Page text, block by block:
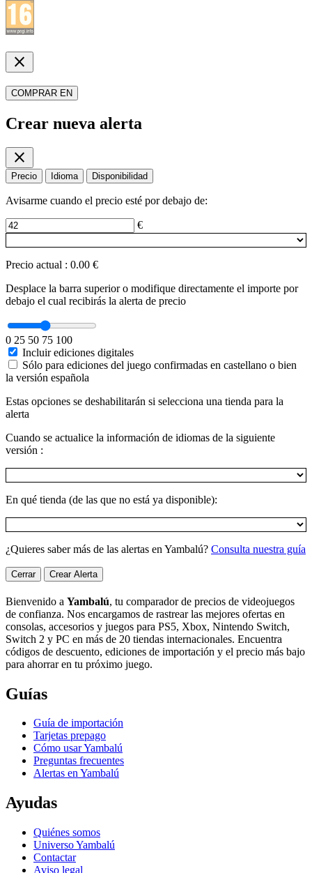
close
COMPRAR EN
Crear nueva alerta
close
Precio Idioma Disponibilidad
Avisarme cuando el precio esté por debajo de:
€
Precio actual : 0.00 €
Desplace la barra superior o modifique directamente el importe por
debajo el cual recibirás la alerta de precio
0 25 50 75 100
Incluir ediciones digitales
Sólo para ediciones del juego confirmadas en castellano o bien
la versión española
Estas opciones se deshabilitarán si selecciona una tienda para la
alerta
Cuando se actualice la información de idiomas de la siguiente
versión :
En qué tienda (de las que no está ya disponible):
¿Quieres saber más de las alertas en Yambalú? Consulta nuestra guía
Cerrar Crear Alerta
Bienvenido a Yambalú, tu comparador de precios de videojuegos
de confianza. Nos encargamos de rastrear las mejores ofertas en
consolas, accesorios y juegos para PS5, Xbox, Nintendo Switch,
Switch 2 y PC en más de 20 tiendas internacionales. Encuentra
códigos de descuento, ediciones de importación y el precio más bajo
para ahorrar en tu próximo juego.
Guías
Guía de importación
Tarjetas prepago
Cómo usar Yambalú
Preguntas frecuentes
Alertas en Yambalú
Ayudas
Quiénes somos
Universo Yambalú
Contactar
Aviso legal